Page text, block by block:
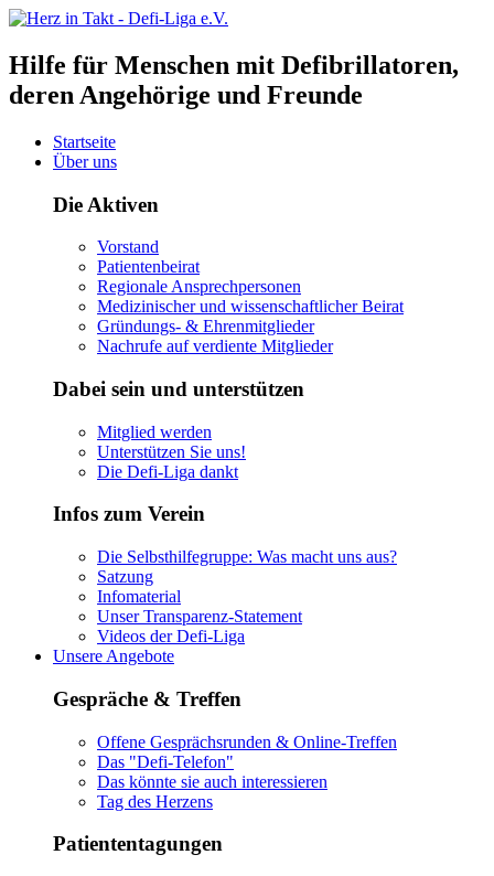
Hilfe für Menschen mit Defibrillatoren,
deren Angehörige und Freunde
Startseite
Über uns
Die Aktiven
Vorstand
Patientenbeirat
Regionale Ansprechpersonen
Medizinischer und wissenschaftlicher Beirat
Gründungs- & Ehrenmitglieder
Nachrufe auf verdiente Mitglieder
Dabei sein und unterstützen
Mitglied werden
Unterstützen Sie uns!
Die Defi-Liga dankt
Infos zum Verein
Die Selbsthilfegruppe: Was macht uns aus?
Satzung
Infomaterial
Unser Transparenz-Statement
Videos der Defi-Liga
Unsere Angebote
Gespräche & Treffen
Offene Gesprächsrunden & Online-Treffen
Das "Defi-Telefon"
Das könnte sie auch interessieren
Tag des Herzens
Patiententagungen